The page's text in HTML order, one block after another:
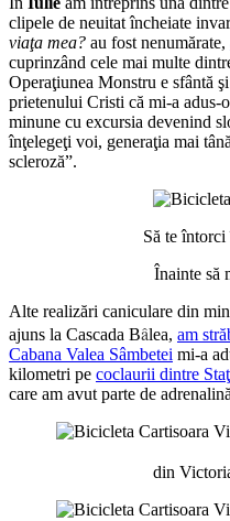
clipele de neuitat încheiate
viaţa mea? au fost nenumărate,
cuprinzând cele mai multe
Operaţiunea Monstru e sfântă
prietenului Cristi că mi-a adus-
minune cu excursia devenind
înţelegeţi voi, generaţia mai
scleroză”.
Să te
Înainte să
Alte realizări caniculare din
ajuns la Cascada Bâlea, am
Cabana Valea Sâmbetei mi-a
kilometri pe coclaurii dintre
care am avut parte de
din